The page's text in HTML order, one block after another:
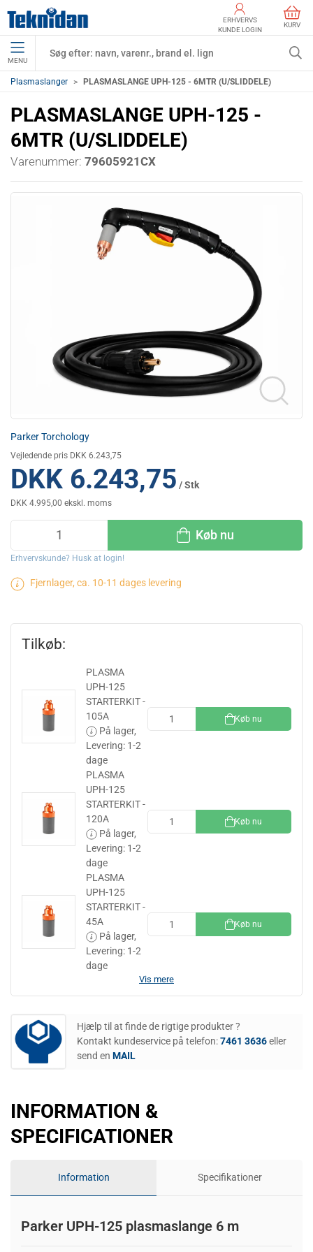
ERHVERVS
KUNDE LOGIN
KURV
MENU
Plasmaslanger PLASMASLANGE UPH-125 - 6MTR (U/SLIDDELE)
PLASMASLANGE UPH-125 -
6MTR (U/SLIDDELE)
Varenummer: 79605921CX
Parker Torchology
Vejledende pris DKK 6.243,75
DKK 6.243,75 / Stk
DKK 4.995,00 ekskl. moms
Køb nu
Erhvervskunde? Husk at login!
Fjernlager, ca. 10-11 dages levering
Tilkøb:
PLASMA
UPH-125
STARTERKIT -
105A
På lager,
Levering: 1-2
dage
Køb nu
PLASMA
UPH-125
STARTERKIT -
120A
På lager,
Levering: 1-2
dage
Køb nu
PLASMA
UPH-125
STARTERKIT -
45A
På lager,
Levering: 1-2
dage
Køb nu
Vis mere
Hjælp til at finde de rigtige produkter ?
Kontakt kundeservice på telefon:7461 3636eller
send en MAIL
INFORMATION &
SPECIFICATIONER
Information Specifikationer
Parker UPH-125 plasmaslange 6 m